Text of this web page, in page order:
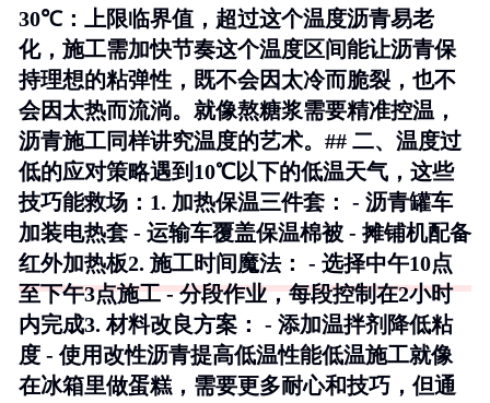
30℃：上限临界值，超过这个温度沥青易老
化，施工需加快节奏这个温度区间能让沥青保
持理想的粘弹性，既不会因太冷而脆裂，也不
会因太热而流淌。就像熬糖浆需要精准控温，
沥青施工同样讲究温度的艺术。## 二、温度过
低的应对策略遇到10℃以下的低温天气，这些
技巧能救场：1. 加热保温三件套： - 沥青罐车
加装电热套 - 运输车覆盖保温棉被 - 摊铺机配备
红外加热板2. 施工时间魔法： - 选择中午10点
至下午3点施工 - 分段作业，每段控制在2小时
内完成3.材料改良方案 ： - 添加温拌剂降低粘
度 - 使用改性沥青提高低温性能低温施工就像
在冰箱里做蛋糕，需要更多耐心和技巧，但通